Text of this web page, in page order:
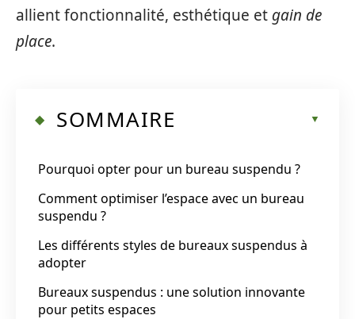
allient fonctionnalité, esthétique et gain de
place.
SOMMAIRE
Pourquoi opter pour un bureau suspendu ?
Comment optimiser l’espace avec un bureau
suspendu ?
Les différents styles de bureaux suspendus à
adopter
Bureaux suspendus : une solution innovante
pour petits espaces